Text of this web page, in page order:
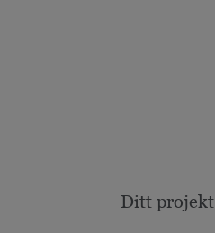
Ditt projekt